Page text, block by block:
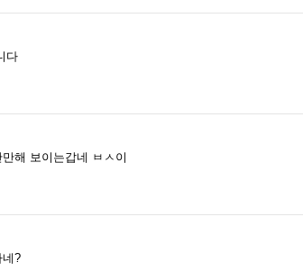
다
해 보이는갑네 ㅂㅅ이
네?